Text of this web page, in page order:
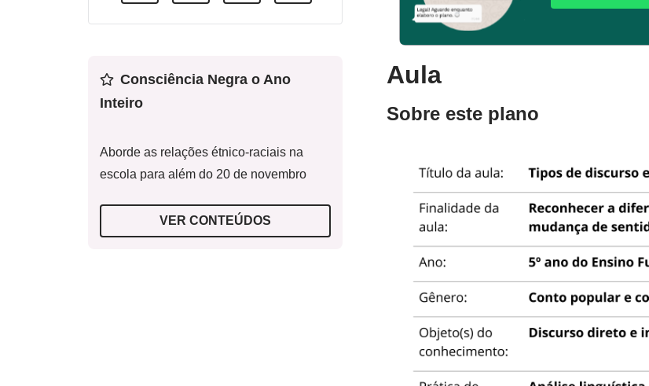
Consciência Negra o Ano
Inteiro
Aborde as relações étnico-raciais na
escola para além do 20 de novembro
VER CONTEÚDOS
Aula
Sobre este plano